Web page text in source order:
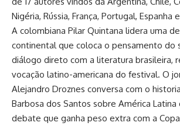
Nigéria, Rússia, França, Portugal, Espanha
A colombiana Pilar Quintana lidera uma
continental que coloca o pensamento do
diálogo direto com a literatura brasileira,
vocação latino-americana do festival. O
Alejandro Droznes conversa com o
Barbosa dos Santos sobre América
debate que ganha peso extra com a